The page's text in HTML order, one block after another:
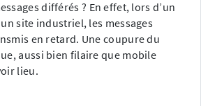
différés ? En effet, lors d’un
site industriel, les messages
en retard. Une coupure du
aussi bien filaire que mobile
lieu.